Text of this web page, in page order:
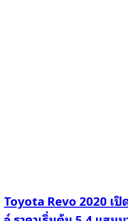
Toyota Revo 2020 เปิ